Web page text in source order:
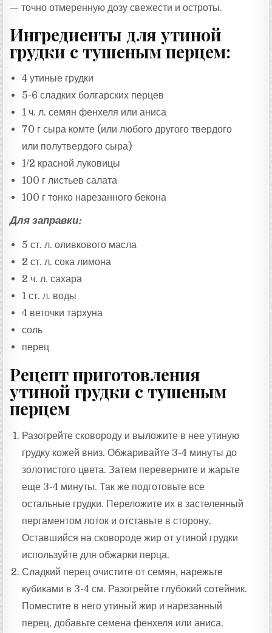
— точно отмеренную дозу свежести и остроты.
Ингредиенты для утиной
грудки с тушеным перцем:
4 утиные грудки
5-6 сладких болгарских перцев
1 ч. л. семян фенхеля или аниса
70 г сыра комте (или любого другого твердого
или полутвердого сыра)
1/2 красной луковицы
100 г листьев салата
100 г тонко нарезанного бекона
Для заправки:
5 ст. л. оливкового масла
2 ст. л. сока лимона
2 ч. л. сахара
1 ст. л. воды
4 веточки тархуна
соль
перец
Рецепт приготовления
утиной грудки с тушеным
перцем
Разогрейте сковороду и выложите в нее утиную
грудку кожей вниз. Обжаривайте 3-4 минуты до
золотистого цвета. Затем переверните и жарьте
еще 3-4 минуты. Так же подготовьте все
остальные грудки. Переложите их в застеленный
пергаментом лоток и отставьте в сторону.
Оставшийся на сковороде жир от утиной грудки
используйте для обжарки перца.
Сладкий перец очистите от семян, нарежьте
кубиками в 3-4 см. Разогрейте глубокий сотейник.
Поместите в него утиный жир и нарезанный
перец, добавьте семена фенхеля или аниса.